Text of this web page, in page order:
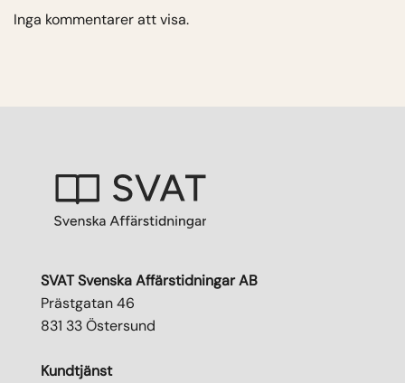
Inga kommentarer att visa.
SVAT Svenska Affärstidningar AB
Prästgatan 46
831 33 Östersund
Kundtjänst